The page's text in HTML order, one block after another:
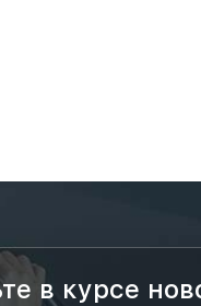
в курсе